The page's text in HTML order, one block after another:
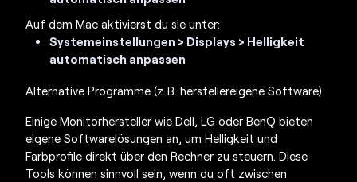
Auf dem Mac aktivierst du sie unter:
Systemeinstellungen > Displays > Helligkeit
automatisch anpassen
Alternative Programme (z. B. herstellereigene Software)
Einige Monitorhersteller wie Dell, LG oder BenQ bieten
eigene Softwarelösungen an, um Helligkeit und
Farbprofile direkt über den Rechner zu steuern. Diese
Tools können sinnvoll sein, wenn du oft zwischen